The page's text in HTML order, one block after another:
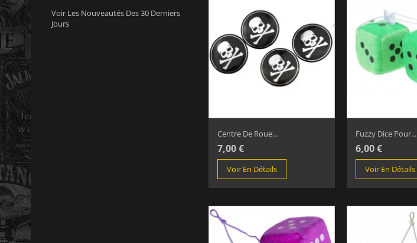
Voir Les Nouveautés Des 30 Derniers
Jours
Centre De Roue...
7,00 €
Voir En Détails
Fuzzy Dice Pour...
6,00 €
Voir En Détails